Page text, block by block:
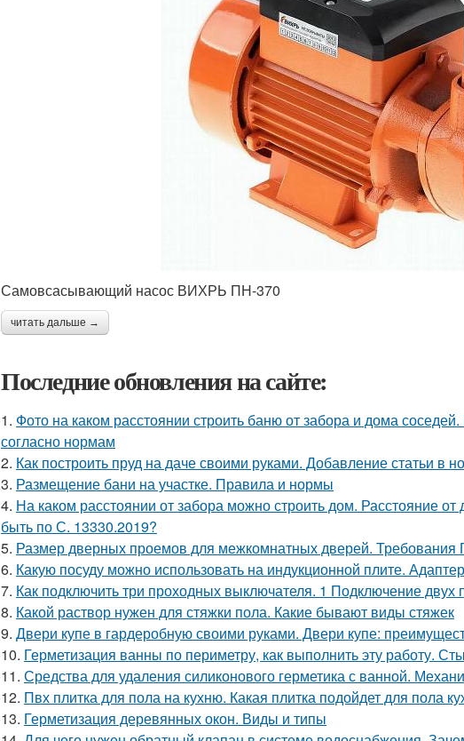
Самовсасывающий насос ВИХРЬ ПН-370
читать дальше →
Последние обновления на сайте:
1. Фото на каком расстоянии строить баню от забора и дома
согласно нормам
2. Как построить пруд на даче своими руками. Добавление статьи в
3. Размещение бани на участке. Правила и нормы
4. На каком расстоянии от забора можно строить дом. Расстояние
быть по С. 13330.2019?
5. Размер дверных проемов для межкомнатных дверей.
6. Какую посуду можно использовать на индукционной плите.
7. Как подключить три проходных выключателя. 1 Подключение
8. Какой раствор нужен для стяжки пола. Какие бывают виды стяжек
9. Двери купе в гардеробную своими руками. Двери купе:
10. Герметизация ванны по периметру, как выполнить эту работу.
11. Средства для удаления силиконового герметика с ванной.
12. Пвх плитка для пола на кухню. Какая плитка подойдет для пола
13. Герметизация деревянных окон. Виды и типы